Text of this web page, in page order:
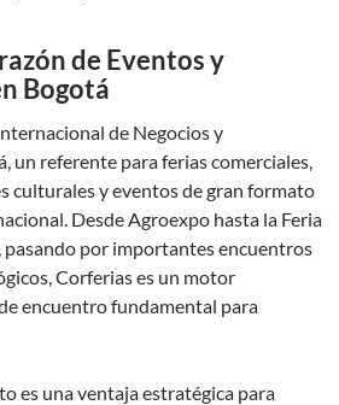
de Eventos y
Bogotá
de Negocios y
un referente para ferias comerciales,
culturales y eventos de gran formato
Desde Agroexpo hasta la Feria
por importantes encuentros
Corferias es un motor
encuentro fundamental para
es una ventaja estratégica para